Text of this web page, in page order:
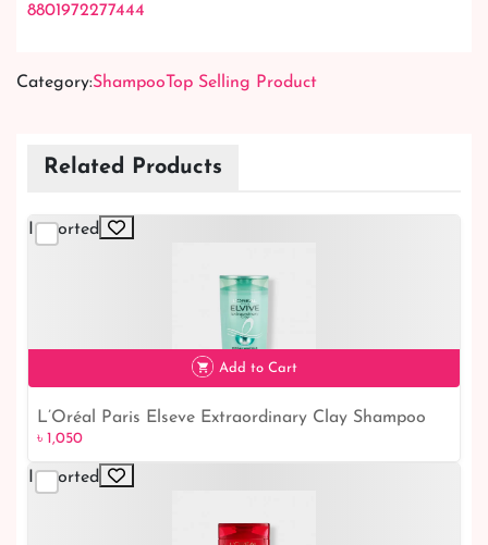
8801972277444
Category:Shampoo Top Selling Product
Related Products
Imported
Add to Cart
L’Oréal Paris Elseve Extraordinary Clay Shampoo
for Oily Hair
৳ 1,050
Imported